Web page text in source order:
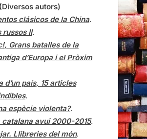
(Diversos autors)
clásicos de la China.
russos II.
Grans batalles de la
d’Europa i el Pròxim
d’un país, 15 articles
.
espècie violenta?.
catalana avui 2000-2015.
Llibreries del món.